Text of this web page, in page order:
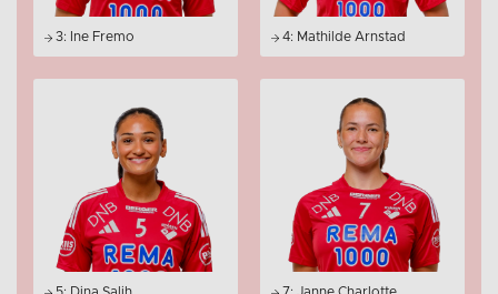
3: Ine Fremo 4: Mathilde Arnstad